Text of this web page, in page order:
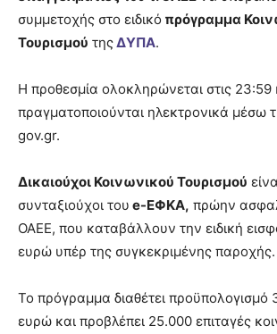
συμμετοχής στο ειδικό πρόγραμμα
Τουρισμού τηςΔΥΠΑ.
Η προθεσμία ολοκληρώνεται στις 23:59
πραγματοποιούνται ηλεκτρονικά μέσω
gov.gr.
Δικαιούχοι Κοινωνικού Τουρισμού
συνταξιούχοι του e-ΕΦΚΑ, πρώην
ΟΑΕΕ, που καταβάλλουν την ειδική
ευρώ υπέρ της συγκεκριμένης παροχής.
Το πρόγραμμα διαθέτει προϋπολογισμό
ευρώ και προβλέπει 25.000 επιταγές